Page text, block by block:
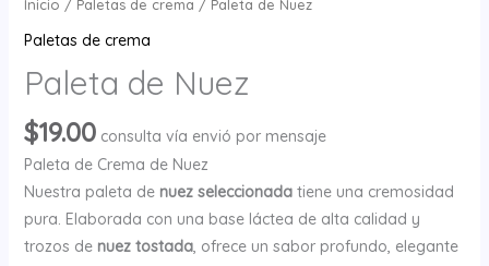
Inicio / Paletas de crema / Paleta de Nuez
Paletas de crema
Paleta de Nuez
$19.00 consulta vía envió por mensaje
Paleta de Crema de Nuez
Nuestra paleta de nuez seleccionadatiene una cremosidad
pura. Elaborada con una base láctea de alta calidad y
trozos de nuez tostada, ofrece un sabor profundo, elegante